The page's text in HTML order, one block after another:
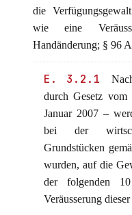
die
wie eine
Handänderung; § 96
E. 3.2.1
durch Gesetz
Januar 2007 –
bei der
Grundstücken
wurden, auf die
der folgenden
Veräusserung